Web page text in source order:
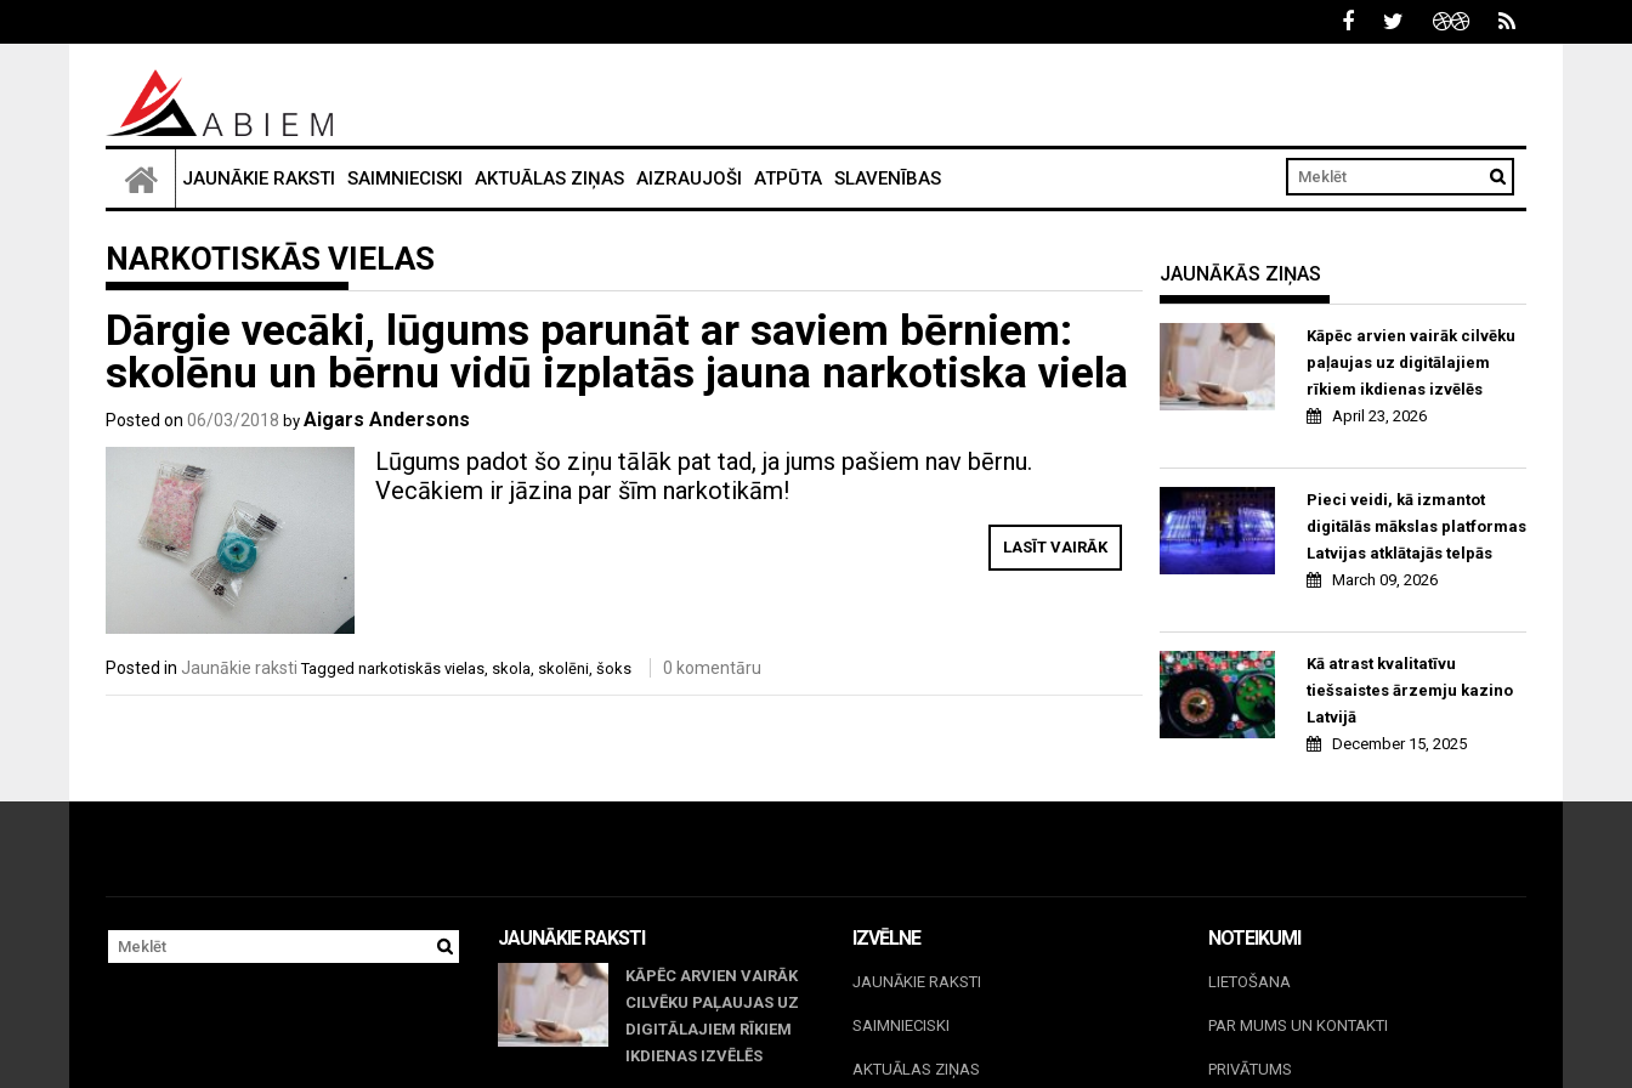
JAUNĀKIE RAKSTI SAIMNIECISKI AKTUĀLAS ZIŅAS AIZRAUJOŠI ATPŪTA SLAVENĪBAS
NARKOTISKĀS VIELAS
Dārgie vecāki, lūgums parunāt ar saviem bērniem:
skolēnu un bērnu vidū izplatās jauna narkotiska viela
Posted on 06/03/2018 by Aigars Andersons
Lūgums padot šo ziņu tālāk pat tad, ja jums pašiem nav bērnu.
Vecākiem ir jāzina par šīm narkotikām!
LASĪT VAIRĀK
Posted in Jaunākie raksti Tagged narkotiskās vielas skola skolēni šoks 0 komentāru
JAUNĀKĀS ZIŅAS
Kāpēc arvien vairāk cilvēku
paļaujas uz digitālajiem
rīkiem ikdienas izvēlēs
April 23, 2026
Pieci veidi, kā izmantot
digitālās mākslas platformas
Latvijas atklātajās telpās
March 09, 2026
Kā atrast kvalitatīvu
tiešsaistes ārzemju kazino
Latvijā
December 15, 2025
JAUNĀKIE RAKSTI
KĀPĒC ARVIEN VAIRĀK
CILVĒKU PAĻAUJAS UZ
DIGITĀLAJIEM RĪKIEM
IKDIENAS IZVĒLĒS
IZVĒLNE
JAUNĀKIE RAKSTI
SAIMNIECISKI
AKTUĀLAS ZIŅAS
NOTEIKUMI
LIETOŠANA
PAR MUMS UN KONTAKTI
PRIVĀTUMS